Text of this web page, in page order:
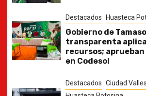
Destacados Huasteca
Gobierno de
transparenta
recursos; aprueban
en Codesol
Destacados Ciudad Valles